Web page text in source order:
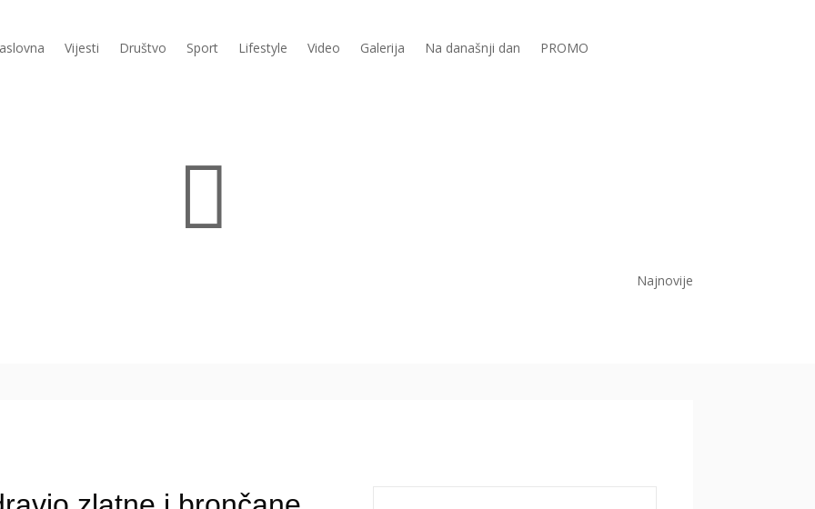
Vijesti Društvo Sport Lifestyle Video Galerija Na današnji dan PROMO

Najnovije